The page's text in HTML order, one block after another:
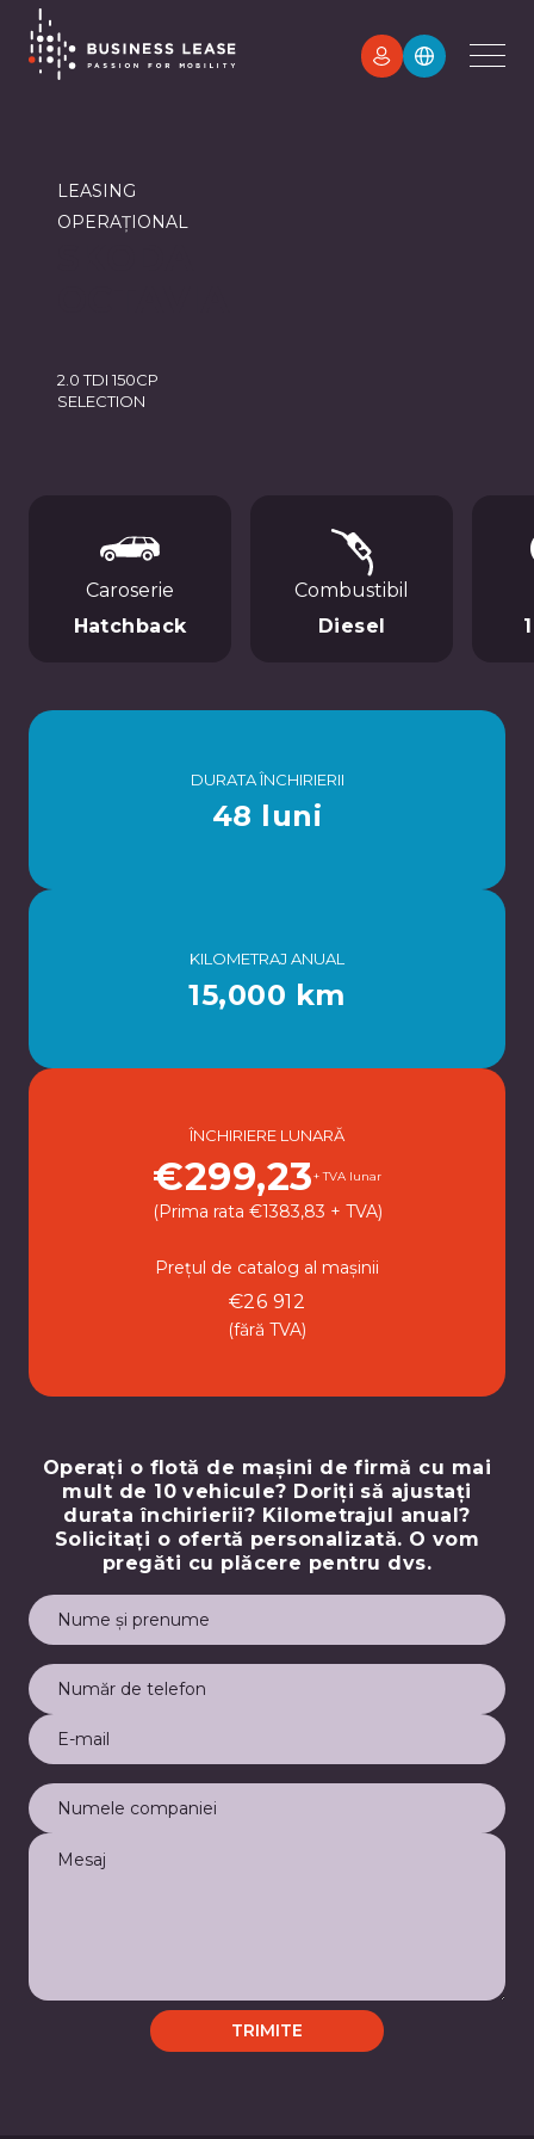
LEASING
OPERAȚIONAL
2.0 TDI 150CP
SELECTION
Caroserie
Hatchback
Combustibil
Diesel
DURATA ÎNCHIRIERII
48 luni
ÎNCHIRIERE LUNARĂ
€299,23+ TVA lunar
(Prima rata €1383,83 + TVA)
Prețul de catalog al mașinii
€26 912
(fără TVA)
KILOMETRAJ ANUAL
15,000 km
Operați o flotă de mașini de firmă cu mai
mult de 10 vehicule? Doriți să ajustați
durata închirierii? Kilometrajul anual?
Solicitați o ofertă personalizată. O vom
pregăti cu plăcere pentru dvs.